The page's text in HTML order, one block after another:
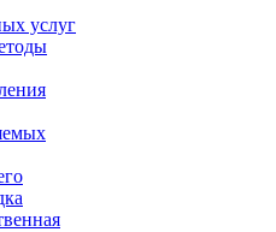
услуг